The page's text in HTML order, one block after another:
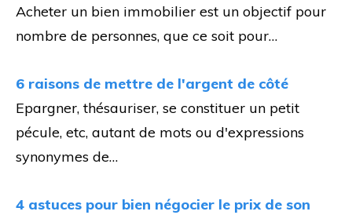
Acheter un bien immobilier est un objectif pour
nombre de personnes, que ce soit pour…
6 raisons de mettre de l'argent de côté
Epargner, thésauriser, se constituer un petit
pécule, etc, autant de mots ou d'expressions
synonymes de…
4 astuces pour bien négocier le prix de son